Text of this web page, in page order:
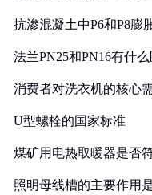
抗渗混凝土中P6和P8膨
法兰PN25和PN16有什么
消费者对洗衣机的核心
U型螺栓的国家标准
煤矿用电热取暖器是否
照明母线槽的主要作用